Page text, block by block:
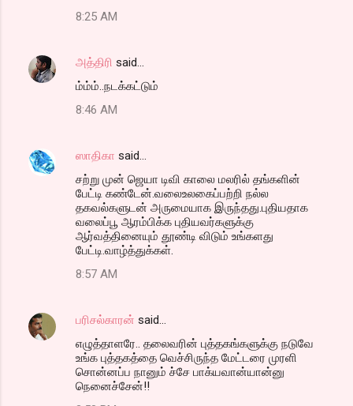
8:25 AM
அத்திரி said…
ம்ம்ம்..நடக்கட்டும்
8:46 AM
ஸாதிகா said…
சற்று முன் ஜெயா டிவி காலை மலரில் தங்களின்
பேட்டி கண்டேன்.வலைஉலகைப்பற்றி நல்ல
தகவல்களுடன் அருமையாக இருந்தது.புதியதாக
வலைப்பூ ஆரம்பிக்க புதியவர்களுக்கு
ஆர்வத்தினையும் தூண்டி விடும் உங்களது
பேட்டி.வாழ்த்துக்கள்.
8:57 AM
பரிசல்காரன் said…
எழுத்தாளரே.. தலைவரின் புத்தகங்களுக்கு நடுவே
உங்க புத்தகத்தை வெச்சிருந்த மேட்டரை முரளி
சொன்னப்ப நானும் ச்சே பாக்யவான்யான்னு
நெனைச்சேன்!!